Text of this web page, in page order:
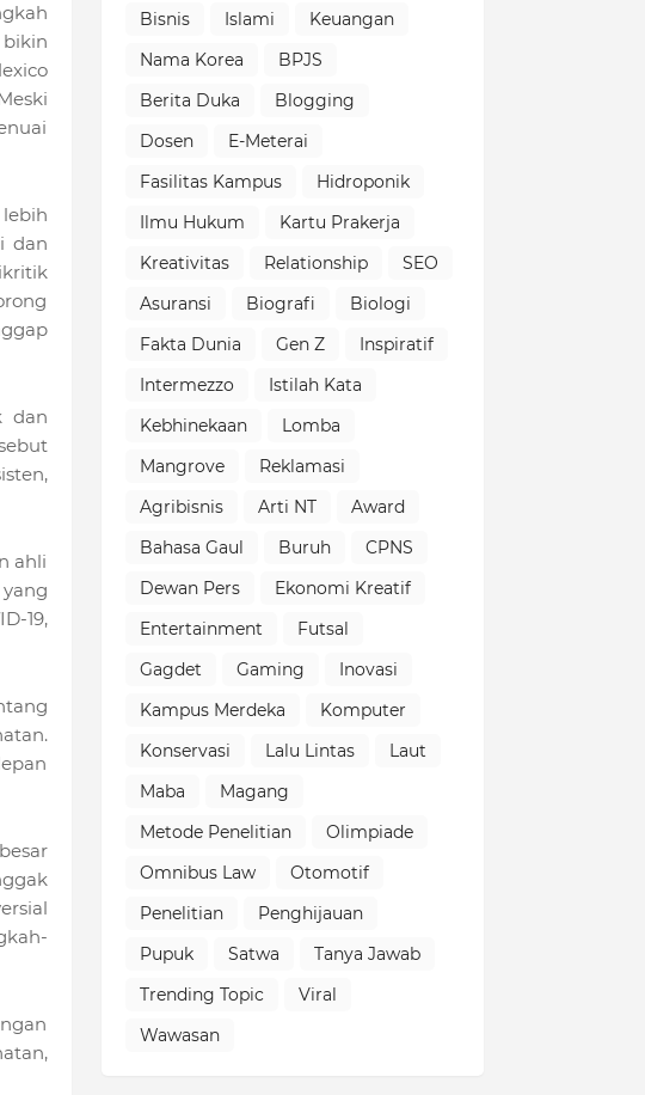
bikin
dan
dan
ahli
19,
Bisnis
Islami
Keuangan
Nama Korea
BPJS
Berita Duka
Blogging
Dosen
E-Meterai
Fasilitas Kampus
Hidroponik
Ilmu Hukum
Kartu Prakerja
Kreativitas
Relationship
SEO
Asuransi
Biografi
Biologi
Fakta Dunia
Gen Z
Inspiratif
Intermezzo
Istilah Kata
Kebhinekaan
Lomba
Mangrove
Reklamasi
Agribisnis
Arti NT
Award
Bahasa Gaul
Buruh
CPNS
Dewan Pers
Ekonomi Kreatif
Entertainment
Futsal
Gagdet
Gaming
Inovasi
Kampus Merdeka
Komputer
Konservasi
Lalu Lintas
Laut
Maba
Magang
Metode Penelitian
Olimpiade
Omnibus Law
Otomotif
Penelitian
Penghijauan
Pupuk
Satwa
Tanya Jawab
Trending Topic
Viral
Wawasan